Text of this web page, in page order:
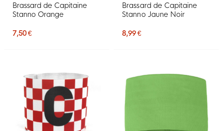
Brassard de Capitaine
Stanno Orange
7,50 €
Brassard de Capitaine
Stanno Jaune Noir
8,99 €